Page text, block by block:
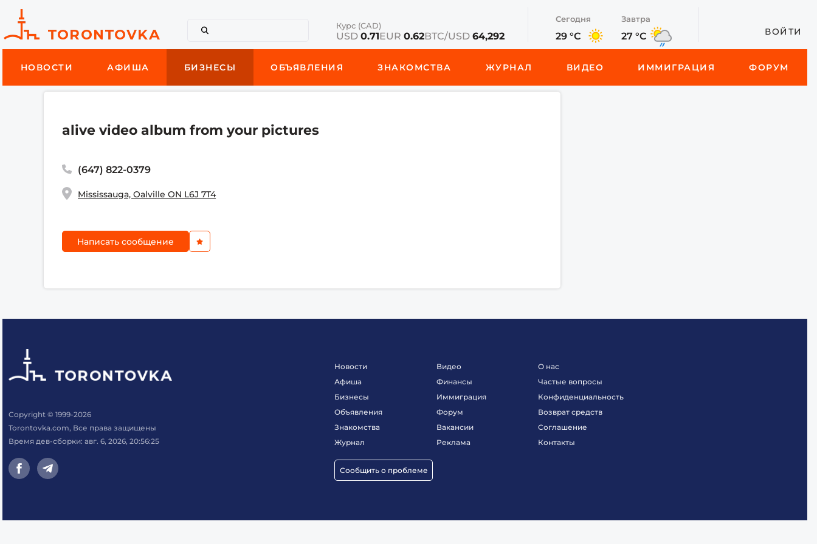
Курс (CAD)
USD 0.71EUR 0.62BTC/USD 64,292
Сегодня
29 °C
Завтра
27 °C ВОЙТИ
НОВОСТИ АФИША БИЗНЕСЫ ОБЪЯВЛЕНИЯ ЗНАКОМСТВА ЖУРНАЛ ВИДЕО ИММИГРАЦИЯ ФОРУМ
alive video album from your pictures
(647) 822-0379
Mississauga, Oalville ON L6J 7T4
Написать сообщение
Copyright © 1999-2026
Torontovka.com, Все права защищены
Время дев-сборки: авг. 6, 2026, 20:56:25
Новости
Афиша
Бизнесы
Объявления
Знакомства
Журнал
Сообщить о проблеме
Видео
Финансы
Иммиграция
Форум
Вакансии
Реклама
О нас
Частые вопросы
Конфиденциальность
Возврат средств
Соглашение
Контакты